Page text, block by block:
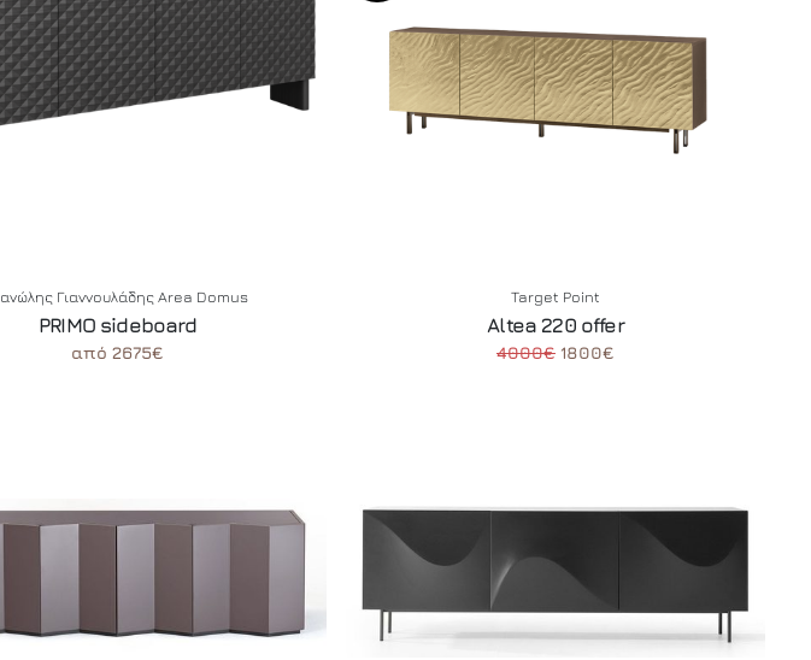
Γιαννουλάδης Area Domus
PRIMO sideboard
από 2675€
Target Point
Altea 220 offer
4000€1800€